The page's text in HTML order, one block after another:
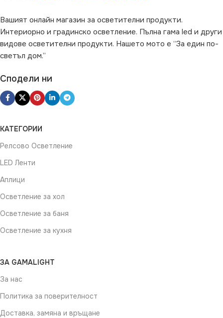
Рефлекторна
Вашият онлайн магазин за осветителни продукти.
Интериорно и градинско осветление. Пълна гама led и други
видове осветителни продукти. Нашето мото е “За един по-
светъл дом.”
Сподели ни
КАТЕГОРИИ
Релсово Осветление
LED Ленти
Аплици
Осветление за хол
Осветление за баня
Осветление за кухня
ЗА GAMALIGHT
За нас
Политика за поверителност
Доставка, замяна и връщане